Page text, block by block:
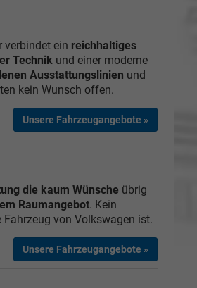
verbindet ein reichhaltiges
Technikund einer moderne
Ausstattungslinien und
kein Wunsch offen.
Unsere Fahrzeugangebote »
die kaum Wünsche übrig
Raumangebot. Kein
Fahrzeug von Volkswagen ist.
Unsere Fahrzeugangebote »